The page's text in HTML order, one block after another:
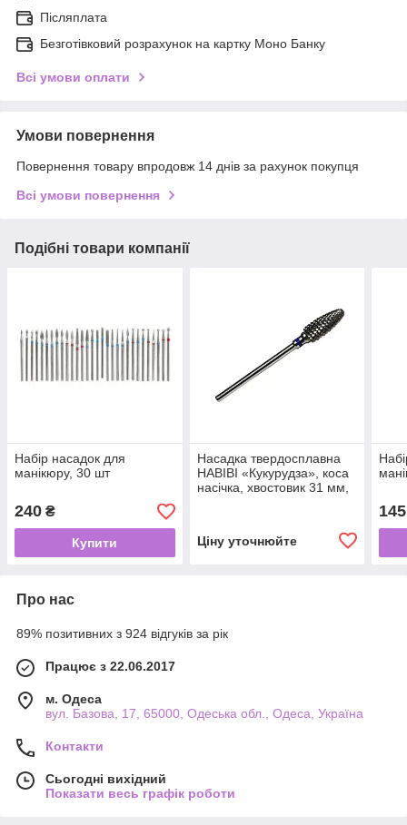
Післяплата
Безготівковий розрахунок на картку Моно Банку
Всі умови оплати
Умови повернення
Повернення товару впродовж 14 днів за рахунок покупця
Всі умови повернення
Подібні товари компанії
Набір насадок для
манікюру, 30 шт
240 ₴
Купити
Насадка твердосплавна
HABIBI «Кукурудза», коса
насічка, хвостовик 31 мм,
Ціну уточнюйте
145
Про нас
89% позитивних з 924 відгуків за рік
Працює з 22.06.2017
м. Одеса
вул. Базова, 17, 65000, Одеська обл., Одеса, Україна
Контакти
Сьогодні вихідний
Показати весь графік роботи